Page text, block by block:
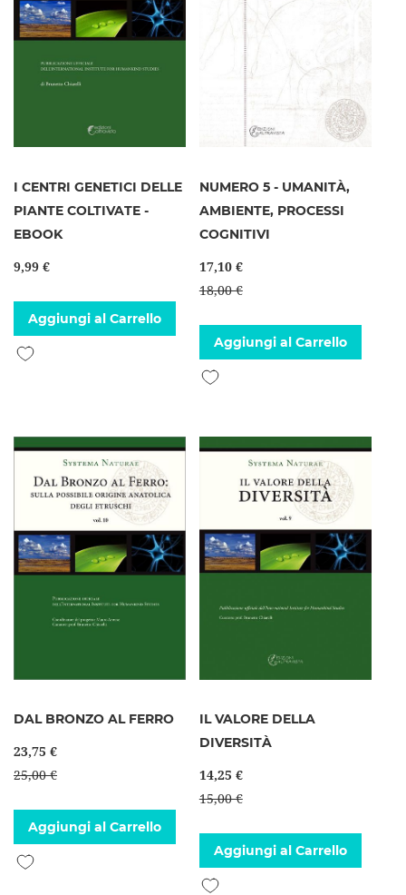
I CENTRI GENETICI DELLE
PIANTE COLTIVATE -
EBOOK
9,99 €
Aggiungi al Carrello
Aggiungi alla lista desideri
NUMERO 5 - UMANITÀ,
AMBIENTE, PROCESSI
COGNITIVI
17,10 €
18,00 €
Aggiungi al Carrello
Aggiungi alla lista desideri
DAL BRONZO AL FERRO
23,75 €
25,00 €
Aggiungi al Carrello
Aggiungi alla lista desideri
IL VALORE DELLA
DIVERSITÀ
14,25 €
15,00 €
Aggiungi al Carrello
Aggiungi alla lista desideri